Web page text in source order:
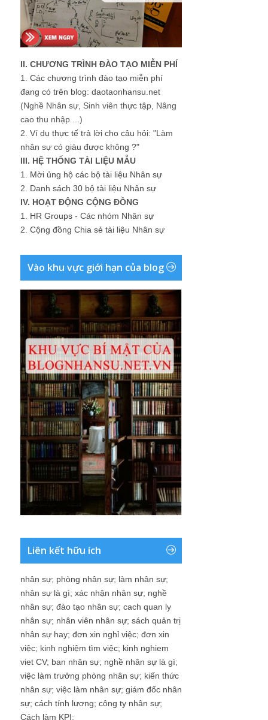
II. CHƯƠNG TRÌNH ĐÀO TẠO MIỄN PHÍ
1. Các chương trình đào tạo miễn phí
đang có trên blog: daotaonhansu.net
(Nghề Nhân sự, Sinh viên thực tập, Nâng
cao thu nhập ...)
2. Ví dụ thực tế trả lời cho câu hỏi: "Làm
nhân sự có giàu được không ?"
III. HỆ THỐNG TÀI LIỆU MẪU
1. Mời ủng hộ các bộ tài liệu Nhân sự
2. Danh sách 30 bộ tài liệu Nhân sự
IV. HOẠT ĐỘNG CỘNG ĐỒNG
1. HR Groups - Các nhóm Nhân sự
2. Cộng đồng Chia sẻ tài liệu Nhân sự
Vào khu vực giới hạn của blog
Liên kết hữu ích
nhân sự; phòng nhân sự; làm nhân sự;
nhân sự là gì; xác nhận nhân sự; nghề
nhân sự; đào tạo nhân sự; cach quan ly
nhân sự; nhân viên nhân sự; sách quản trị
nhân sự hay; đơn xin nghỉ việc; đơn xin
việc; kinh nghiệm tìm việc; kinh nghiem
viet CV; ban nhân sự; nghề nhân sự là gì;
việc làm trưởng phòng nhân sự; kiến thức
nhân sự; việc làm nhân sự; giám đốc nhân
sự; cách tính lương; công ty nhân sự;
Cách làm KPI;